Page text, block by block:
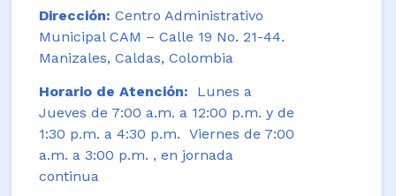
Dirección: Centro Administrativo
Municipal CAM – Calle 19 No. 21-44.
Manizales, Caldas, Colombia
Horario de Atención: Lunes a
Jueves de 7:00 a.m. a 12:00 p.m. y de
1:30 p.m. a 4:30 p.m. Viernes de 7:00
a.m. a 3:00 p.m. , en jornada
continua